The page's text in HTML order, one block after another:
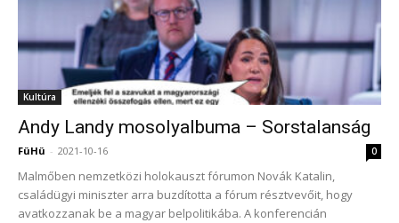
Kultúra
Andy Landy mosolyalbuma – Sorstalanság
FüHü - 2021-10-16 0
Malmőben nemzetközi holokauszt fórumon Novák Katalin,
családügyi miniszter arra buzdította a fórum résztvevőit, hogy
avatkozzanak be a magyar belpolitikába. A konferencián